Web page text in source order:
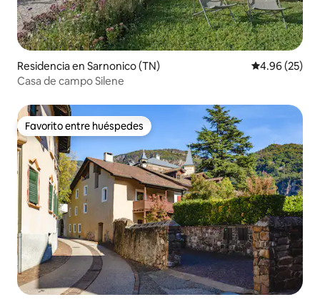
Residencia en Sarnonico (TN) Calificación
4.96 (25)
Casa de campo Silene
Favorito entre huéspedes
Favorito entre huéspedes